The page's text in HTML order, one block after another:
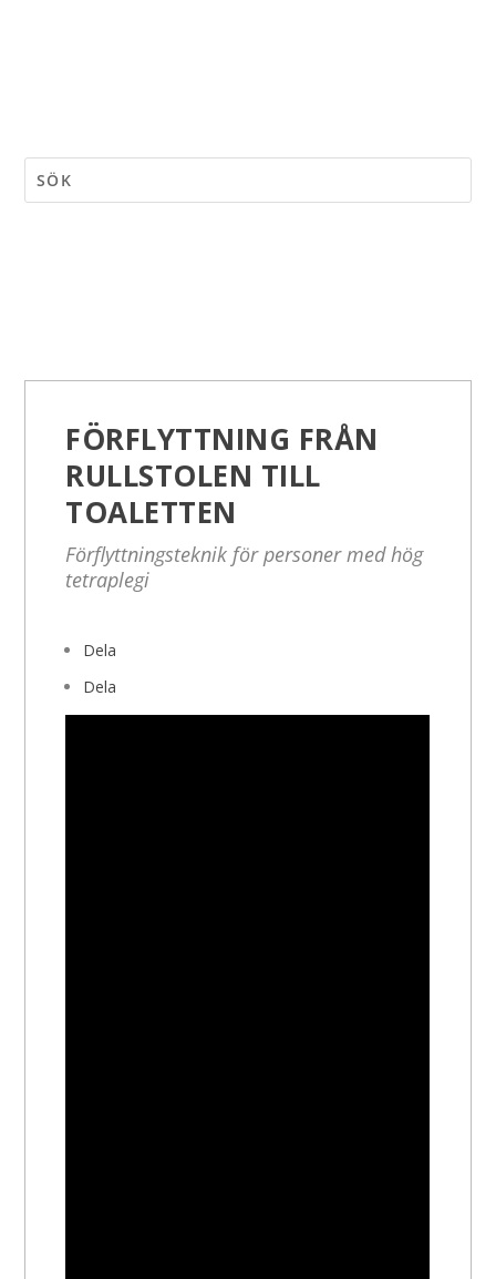
FÖRFLYTTNING FRÅN
RULLSTOLEN TILL
TOALETTEN
Förflyttningsteknik för personer med hög
tetraplegi
Dela
Dela